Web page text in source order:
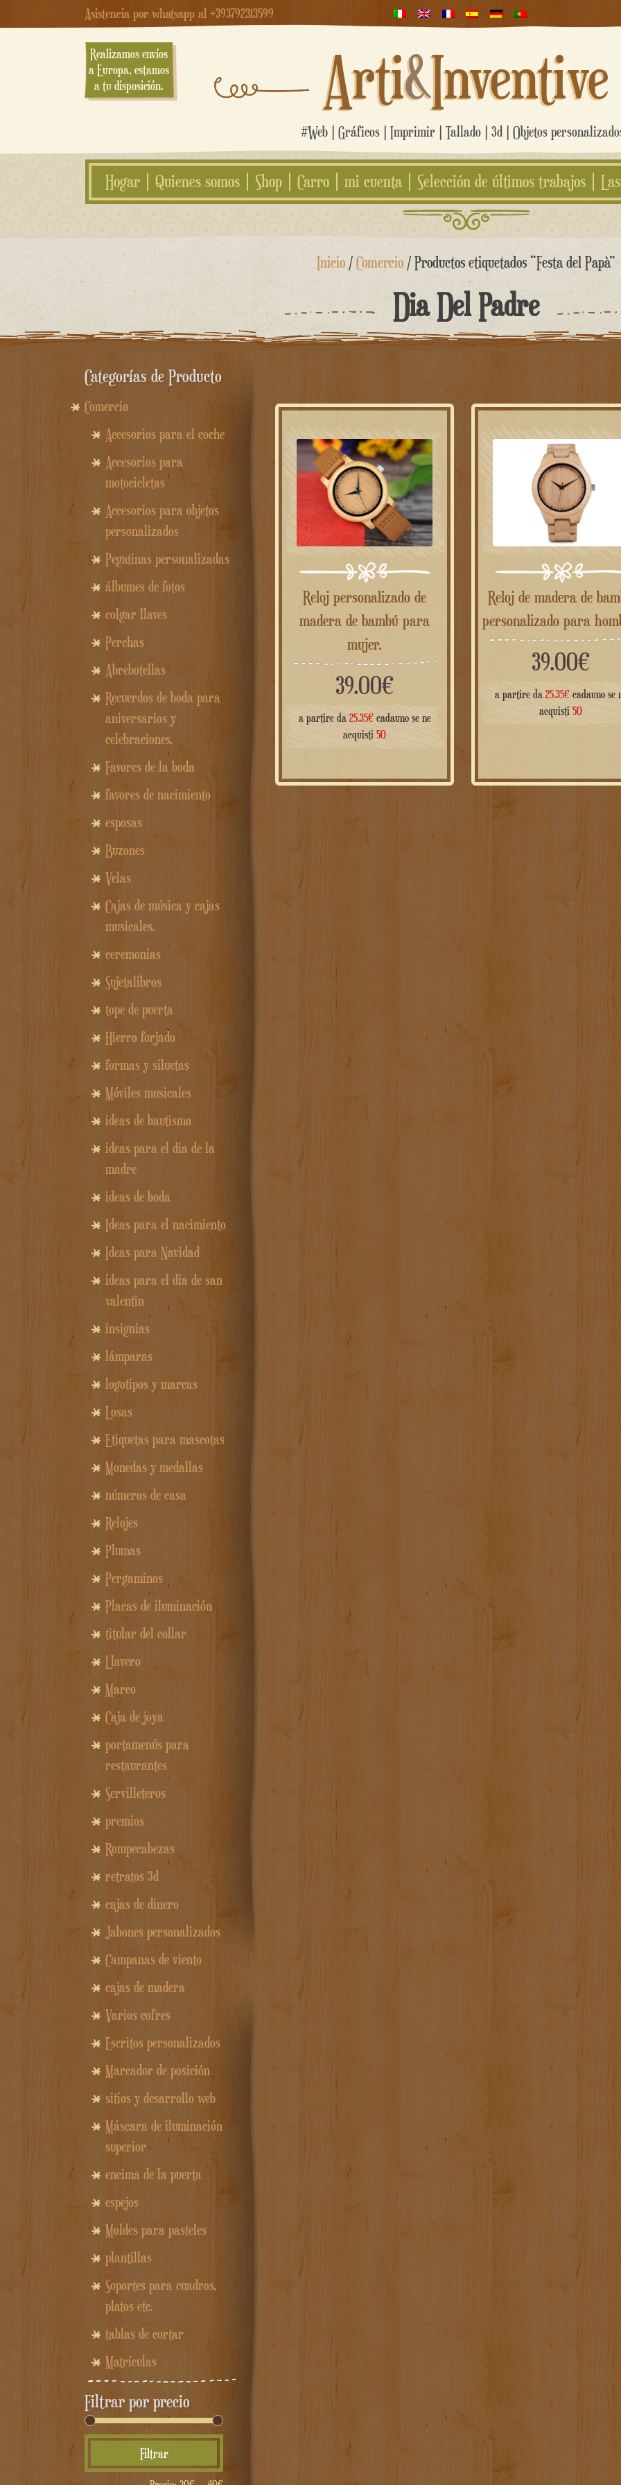
Asistencia por whatsapp al +393792313599
Realizamos envíos
a Europa, estamos
a tu disposición.
Arti&Inventive
#Web | Gráficos | Imprimir | Tallado | 3d | Objetos
Hogar Quienes somos Shop Carro mi cuenta Selección de últimos trabajos
saltar
contenido
Inicio/Comercio/ Productos etiquetados “Festa del Papà”
Dia Del Padre
Reloj personalizado de
madera de bambú para
mujer.
39.00€
a partire da 25.35€cadauno se ne
acquisti50
Reloj de madera de bambú
personalizado para
39.00€
a partire da 25.35€cadauno se
acquisti50
Categorías de Producto
Comercio
Accesorios para el coche
Accesorios para
motocicletas
Accesorios para objetos
personalizados
Pegatinas personalizadas
álbumes de fotos
colgar llaves
Perchas
Abrebotellas
Recuerdos de boda para
aniversarios y
celebraciones.
Favores de la boda
favores de nacimiento
esposas
Buzones
Velas
Cajas de música y cajas
musicales.
ceremonias
Sujetalibros
tope de puerta
Hierro forjado
formas y siluetas
Móviles musicales
ideas de bautismo
ideas para el dia de la
madre
ideas de boda
Ideas para el nacimiento
Ideas para Navidad
ideas para el dia de san
valentin
insignias
lámparas
logotipos y marcas
Losas
Etiquetas para mascotas
Monedas y medallas
números de casa
Relojes
Plumas
Pergaminos
Placas de iluminación
titular del collar
Llavero
Marco
Caja de joya
portamenús para
restaurantes
Servilleteros
premios
Rompecabezas
retratos 3d
cajas de dinero
Jabones personalizados
Campanas de viento
cajas de madera
Varios cofres
Escritos personalizados
Marcador de posición
sitios y desarrollo web
Máscara de iluminación
superior
encima de la puerta
espejos
Moldes para pasteles
plantillas
Soportes para cuadros,
platos etc.
tablas de cortar
Matrículas
Filtrar por precio
mínimo
máximo
Filtrar